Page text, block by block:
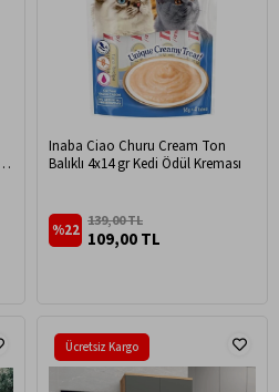
Inaba Ciao Churu Cream Ton
Balıklı 4x14 gr Kedi Ödül Kreması
109,00 TL
139,00 TL
%22
Ücretsiz Kargo